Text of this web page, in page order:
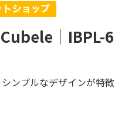
｜IBPL-6
ンプルなデザインが特徴